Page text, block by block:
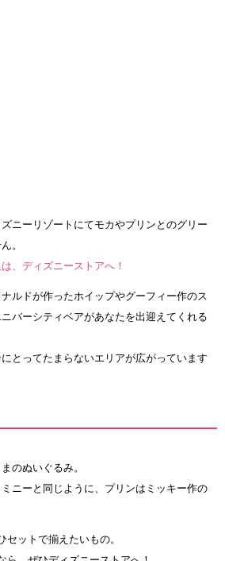
ニーリゾートにてモカやプリンとのグリー
。
、ディズニーストアへ！
ルドが作ったホイップやグーフィー作のス
バーシティベアがあなたを出迎えてくれる
とってたまらないエリアが広がっています
のぬいぐるみ。
ミニーと同じように、プリンはミッキー作の
ットで揃えたいもの。